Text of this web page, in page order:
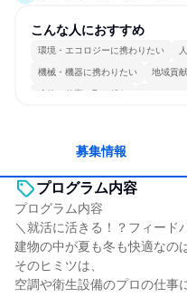
界研究]、仕事体験）
こんな人におすすめ
環境・エコロジーに携わりたい
機械・機器に携わりたい 地域貢
冷静に仕事に取り組む チームワ
募集情報
プログラム内容
プログラム内容
＼就活に活きる！？フィード
建物の中が夏も冬も快適なの
そのヒミツは、
空調や衛生設備のプロの仕事